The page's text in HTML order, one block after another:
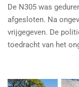
De N305 was
afgesloten. Na
vrijgegeven. De
toedracht van het